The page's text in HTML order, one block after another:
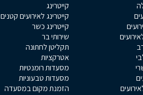
קייטרינג
קייטרינג לאירועים קטנים
קייטרינג כשר
שירותי בר
תקליטן לחתונה
אטרקציות
מסעדות רומנטיות
מסעדות טבעוניות
הזמנת מקום במסעדה